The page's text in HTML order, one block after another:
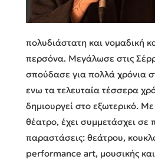
πολυδιάστατη και νομαδική
περσόνα. Μεγάλωσε στις
σπούδασε για πολλά χρόνια
ενω τα τελευταία τέσσερα
δημιουργεί στο εξωτερικό.
θέατρο, έχει συμμετάσχει σε
παραστάσεις: θεάτρου,
performance art, μουσικής και